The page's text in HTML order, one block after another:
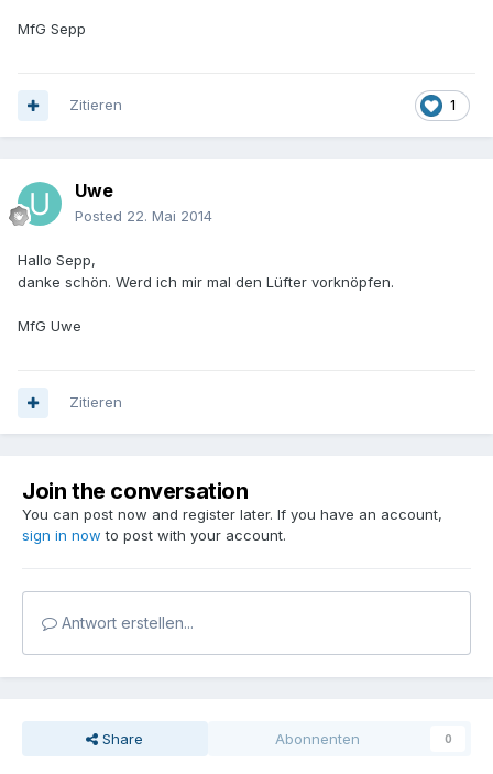
MfG Sepp
1
Zitieren
Uwe
Posted 22. Mai 2014
Hallo Sepp,
danke schön. Werd ich mir mal den Lüfter vorknöpfen.
MfG Uwe
Zitieren
Join the conversation
You can post now and register later. If you have an account,
sign in now to post with your account.
Antwort erstellen...
Share Abonnenten 0